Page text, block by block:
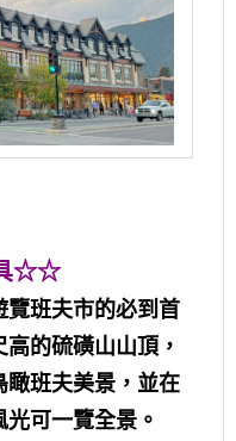
☆☆
覽班夫市的必到首
的硫磺山山頂，
瞰班夫美景，並在
可一覽全景。